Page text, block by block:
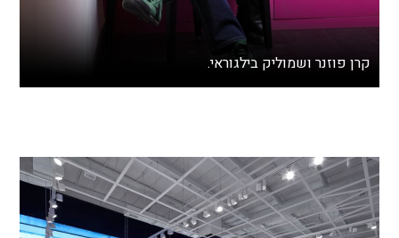
קרן פוזנר ושמוליק בילגוראי.